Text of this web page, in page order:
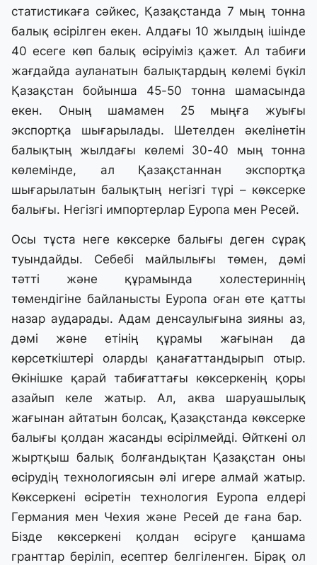
статистикаға сәйкес, Қазақстанда 7 мың тонна
балық өсірілген екен. Алдағы 10 жылдың ішінде
40 есеге көп балық өсіруіміз қажет. Ал табиғи
жағдайда ауланатын балықтардың көлемі бүкіл
Қазақстан бойынша 45-50 тонна шамасында
екен. Оның шамамен 25 мыңға жуығы
экспортқа шығарылады. Шетелден әкелінетін
балықтың жылдағы көлемі 30-40 мың тонна
көлемінде, ал Қазақстаннан экспортқа
шығарылатын балықтың негізгі түрі – көксерке
балығы. Негізгі импортерлар Еуропа мен Ресей.
Осы тұста неге көксерке балығы деген сұрақ
туындайды. Себебі майлылығы төмен, дәмі
тәтті және құрамында холестериннің
төмендігіне байланысты Еуропа оған өте қатты
назар аударады. Адам денсаулығына зияны аз,
дәмі және етінің құрамы жағынан да
көрсеткіштері оларды қанағаттандырып отыр.
Өкінішке қарай табиғаттағы көксеркенің қоры
азайып келе жатыр. Ал, аква шаруашылық
жағынан айтатын болсақ, Қазақстанда көксерке
балығы қолдан жасанды өсірілмейді. Өйткені ол
жыртқыш балық болғандықтан Қазақстан оны
өсірудің технологиясын әлі игере алмай жатыр.
Көксеркені өсіретін технология Еуропа елдері
Германия мен Чехия және Ресей де ғана бар.
Бізде көксеркені қолдан өсіруге қаншама
гранттар беріліп, есептер белгіленген. Бірақ ол